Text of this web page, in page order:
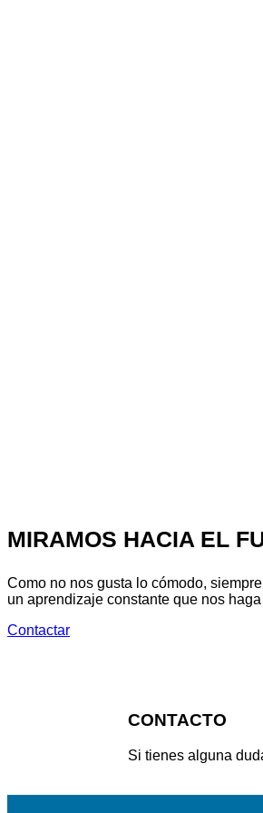
MIRAMOS HACIA EL
Como no nos gusta lo cómodo,
un aprendizaje constante que nos
Contactar
CONTACTO
Si tienes alguna